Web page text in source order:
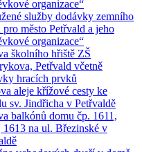
organizace“
služby dodávky zemního
město Petřvald a jeho
organizace“
školního hřiště ZŠ
Petřvald včetně
hracích prvků
aleje křížové cesty ke
sv. Jindřicha v Petřvaldě
balkónů domu čp. 1611,
1613 na ul. Březinské v